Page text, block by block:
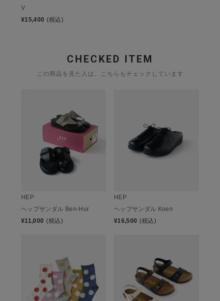
V
¥15,400 (税込)
CHECKED ITEM
この商品を見た人は、こちらもチェックしています
HEP
ヘップサンダル Ben-Hur
¥11,000 (税込)
HEP
ヘップサンダル Koen
¥16,500 (税込)